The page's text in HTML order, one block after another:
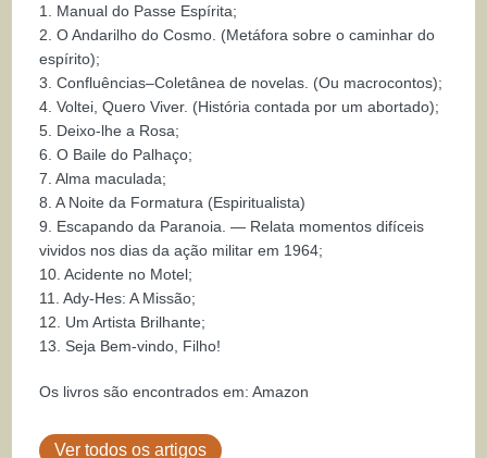
1. Manual do Passe Espírita;
2. O Andarilho do Cosmo. (Metáfora sobre o caminhar do
espírito);
3. Confluências–Coletânea de novelas. (Ou macrocontos);
4. Voltei, Quero Viver. (História contada por um abortado);
5. Deixo-lhe a Rosa;
6. O Baile do Palhaço;
7. Alma maculada;
8. A Noite da Formatura (Espiritualista)
9. Escapando da Paranoia. — Relata momentos difíceis
vividos nos dias da ação militar em 1964;
10. Acidente no Motel;
11. Ady-Hes: A Missão;
12. Um Artista Brilhante;
13. Seja Bem-vindo, Filho!
Os livros são encontrados em: Amazon
Ver todos os artigos